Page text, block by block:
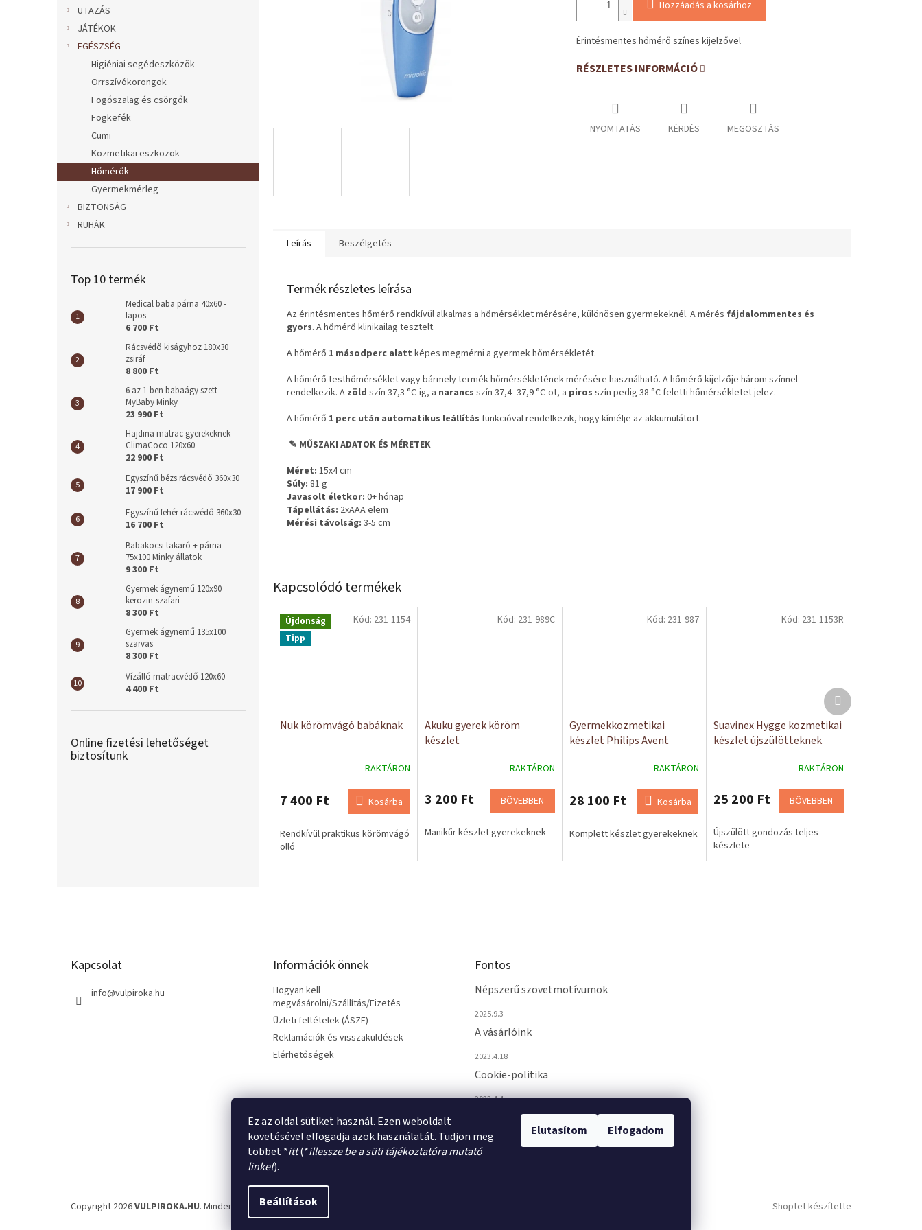
Ez az oldal sütiket használ. Ezen weboldalt
követésével elfogadja azok használatát. Tudjon meg
többet *itt(*illessze be a süti tájékoztatóra mutató
linket).
Beállítások
Elutasítom Elfogadom
UTAZÁS
JÁTÉKOK
EGÉSZSÉG
Higiéniai segédeszközök
Orrszívókorongok
Fogószalag és csörgők
Fogkefék
Cumi
Kozmetikai eszközök
Hőmérők
Gyermekmérleg
BIZTONSÁG
RUHÁK
Top 10 termék
Medical baba párna 40x60 -
lapos
6 700 Ft
Rácsvédő kiságyhoz 180x30
zsiráf
8 800 Ft
6 az 1-ben babaágy szett
MyBaby Minky
23 990 Ft
Hajdina matrac gyerekeknek
ClimaCoco 120x60
22 900 Ft
Egyszínű bézs rácsvédő 360x30
17 900 Ft
Egyszínű fehér rácsvédő 360x30
16 700 Ft
Babakocsi takaró + párna
75x100 Minky állatok
9 300 Ft
Gyermek ágynemű 120x90
kerozin-szafari
8 300 Ft
Gyermek ágynemű 135x100
szarvas
8 300 Ft
Vízálló matracvédő 120x60
4 400 Ft
Online fizetési lehetőséget
biztosítunk
Hozzáadás a kosárhoz
Érintésmentes hőmérő színes kijelzővel
RÉSZLETES INFORMÁCIÓ
NYOMTATÁS KÉRDÉS MEGOSZTÁS
Kapcsolódó termékek
Újdonság
Tipp
Nuk körömvágó babáknak
RAKTÁRON
7 400 Ft Kosárba
Rendkívül praktikus körömvágó
olló
Kód: 231-1154
Akuku gyerek köröm
készlet
RAKTÁRON
3 200 Ft BŐVEBBEN
Manikűr készlet gyerekeknek
Kód: 231-989C
Gyermekkozmetikai
készlet Philips Avent
RAKTÁRON
28 100 Ft Kosárba
Komplett készlet gyerekeknek
Kód: 231-987
Suavinex Hygge kozmetikai
készlet újszülötteknek
RAKTÁRON
25 200 Ft BŐVEBBEN
Újszülött gondozás teljes
készlete
Kód: 231-1153R
Következő
termék
Leírás Beszélgetés
Termék részletes leírása
Az érintésmentes hőmérő rendkívül alkalmas a hőmérséklet mérésére, különösen gyermekeknél. A mérés fájdalommentes és
gyors. A hőmérő klinikailag tesztelt.
A hőmérő 1 másodperc alatt képes megmérni a gyermek hőmérsékletét.
A hőmérő testhőmérséklet vagy bármely termék hőmérsékletének mérésére használható. A hőmérő kijelzője három színnel
rendelkezik. A zöld szín 37,3 °C-ig, a narancs szín 37,4–37,9 °C-ot, a piros szín pedig 38 °C feletti hőmérsékletet jelez.
A hőmérő 1 perc után automatikus leállítás funkcióval rendelkezik, hogy kímélje az akkumulátort.
✎ MŰSZAKI ADATOK ÉS MÉRETEK
Méret: 15x4 cm
Súly: 81 g
Javasolt életkor: 0+ hónap
Tápellátás: 2xAAA elem
Mérési távolság: 3-5 cm
Kapcsolat
info@vulpiroka.hu
Információk önnek
Hogyan kell
megvásárolni/Szállítás/Fizetés
Üzleti feltételek (ÁSZF)
Reklamációk és visszaküldések
Elérhetőségek
Fontos
Népszerű szövetmotívumok
2025.9.3
A vásárlóink
2023.4.18
Cookie-politika
2023.4.4
Shoptet készítette
Copyright 2026VULPIROKA.HU. Minden jog fenntartva.Süti beállítások szerkesztése